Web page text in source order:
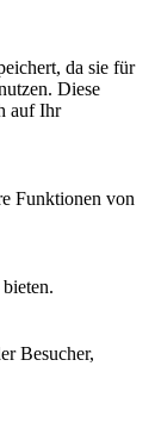
da sie für
Diese
auf Ihr
Funktionen von
Besucher,